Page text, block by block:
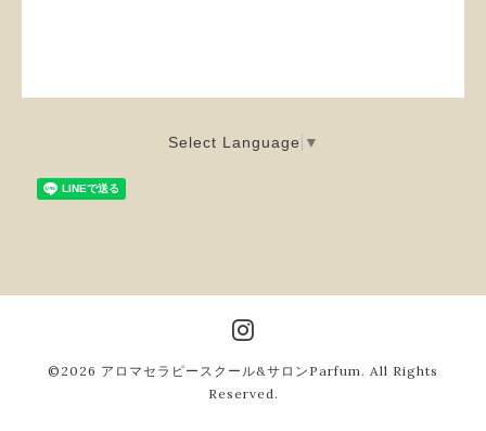
Select Language ▼
©2026 アロマセラピースクール&サロンParfum . All Rights
Reserved.